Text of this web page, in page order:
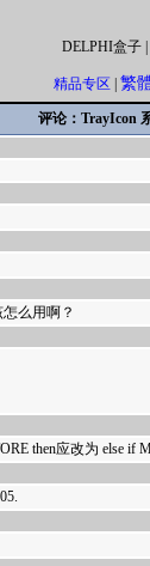
DELPHI盒子
精品专区 繁
评论：TrayIcon
么用啊？
then应改为 else if